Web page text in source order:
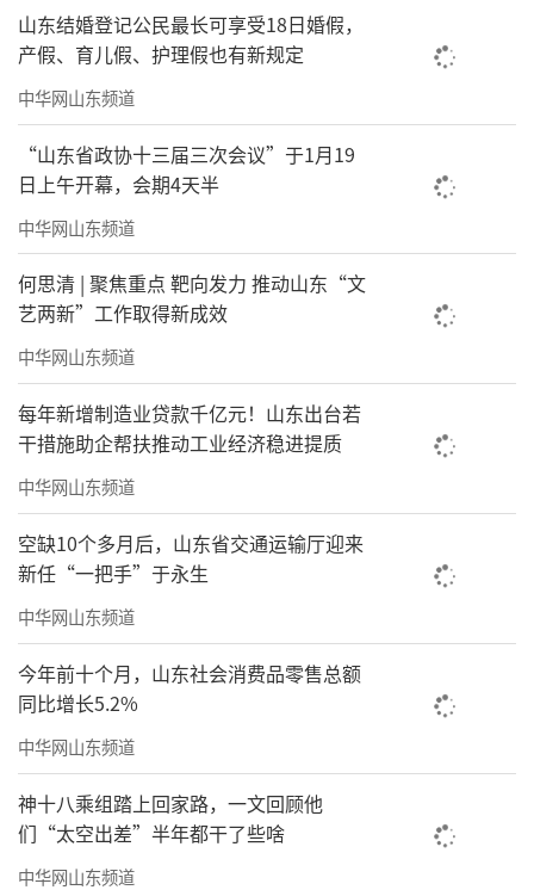
足本职守住艺术教育初心，做一名优秀的艺术
教育工作者。他深切希望山艺学子要以美育为
魂，以艺术为翼，深耕专业、拓宽视野，成长
为一名具有人文素养、有艺术专业、有理想、
有担当的新时代复合型人才。
活动最后，在李百华的现场指挥下，全体
人员起立共同合唱《我和我的祖国》，嘹亮深
情的歌声抒发着对党和祖国的热爱，现场氛围
热烈而庄重。
山东结婚登记公民最长可享受18日婚假，
产假、育儿假、护理假也有新规定
中华网山东频道
“山东省政协十三届三次会议”于1月19
日上午开幕，会期4天半
中华网山东频道
何思清 | 聚焦重点 靶向发力 推动山东“文
艺两新”工作取得新成效
中华网山东频道
每年新增制造业贷款千亿元！山东出台若
干措施助企帮扶推动工业经济稳进提质
中华网山东频道
空缺10个多月后，山东省交通运输厅迎来
新任“一把手”于永生
中华网山东频道
今年前十个月，山东社会消费品零售总额
同比增长5.2%
中华网山东频道
神十八乘组踏上回家路，一文回顾他
们“太空出差”半年都干了些啥
中华网山东频道